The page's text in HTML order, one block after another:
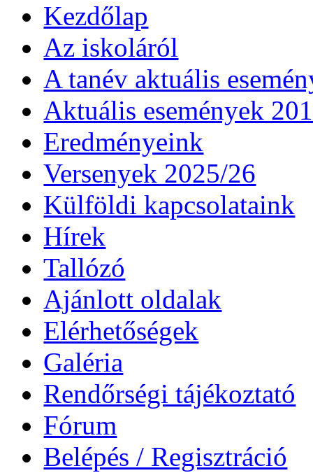
Kezdőlap
Az iskoláról
A tanév aktuális
Aktuális események
Eredményeink
Versenyek 2025/26
Külföldi kapcsolataink
Hírek
Tallózó
Ajánlott oldalak
Elérhetőségek
Galéria
Rendőrségi tájékoztató
Fórum
Belépés / Regisztráció